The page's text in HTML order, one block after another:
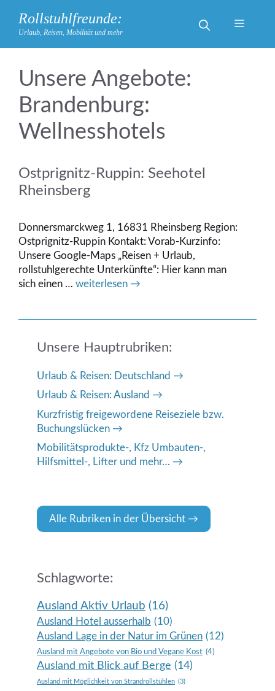
Inhalt
springen
Rollstuhlfreunde:
Urlaub, Reisen, Mobilität und mehr
Menü
Brandenburg:
Wellnesshotels
Ostprignitz-Ruppin: Seehotel
Rheinsberg
Donnersmarckweg 1, 16831 Rheinsberg Region:
Ostprignitz-Ruppin Kontakt: Vorab-Kurzinfo:
Unsere Google-Maps „Reisen + Urlaub,
rollstuhlgerechte Unterkünfte“: Hier kann man
sich einen … weiterlesen →
Unsere Hauptrubriken:
Urlaub & Reisen: Deutschland
Urlaub & Reisen: Ausland
Kurzfristig freigewordene Reiseziele bzw.
Buchungslücken
Mobilitätsprodukte-, Kfz Umbauten-,
Hilfsmittel-, Lifter und mehr…
Alle Rubriken in der Übersicht
Schlagworte:
Ausland Aktiv Urlaub (16)
Ausland Hotel ausserhalb (10)
Ausland Lage in der Natur im Grünen (12)
Ausland mit Angebote von Bio und Vegane Kost (4)
Ausland mit Blick auf Berge (14)
Ausland mit Möglichkeit von Strandrollstühlen (3)